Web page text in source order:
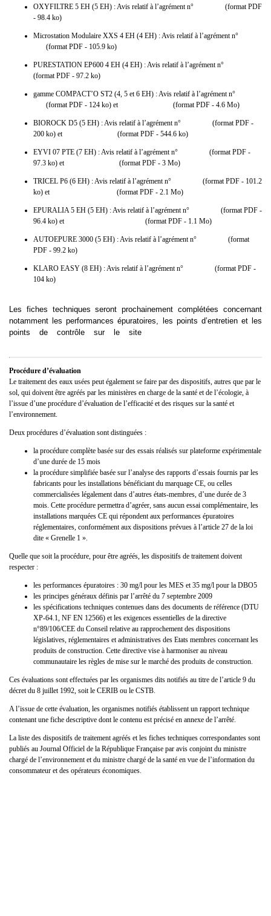
OXYFILTRE 5 EH (5 EH) : Avis relatif à l’agrément n°
(format PDF
- 98.4 ko)
Microstation Modulaire XXS 4 EH (4 EH) : Avis relatif à l’agrément n°
(format PDF - 105.9 ko)
PURESTATION EP600 4 EH (4 EH) : Avis relatif à l’agrément n°
(format PDF - 97.2 ko)
gamme COMPACT’O ST2 (4, 5 et 6 EH) : Avis relatif à l’agrément n°
(format PDF - 124 ko) et (format PDF - 4.6 Mo)
BIOROCK D5 (5 EH) : Avis relatif à l’agrément n°
(format PDF -
200 ko) et
(format PDF - 544.6 ko)
EYVI 07 PTE (7 EH) : Avis relatif à l’agrément n°
(format PDF -
97.3 ko) et
(format PDF - 3 Mo)
TRICEL P6 (6 EH) : Avis relatif à l’agrément n°
(format PDF - 101.2
ko) et
(format PDF - 2.1 Mo)
EPURALIA 5 EH (5 EH) : Avis relatif à l’agrément n°
(format PDF -
96.4 ko) et
(format PDF - 1.1 Mo)
AUTOEPURE 3000 (5 EH) : Avis relatif à l’agrément n°
(format
PDF - 99.2 ko)
KLARO EASY (8 EH) : Avis relatif à l’agrément n°
(format PDF -
104 ko)
Les fiches techniques seront prochainement complétées concernant
notamment les performances épuratoires, les points d’entretien et les
points de contrôle sur le site
Procédure d’évaluation
Le traitement des eaux usées peut également se faire par des dispositifs, autres que par le
sol, qui doivent être agréés par les ministères en charge de la santé et de l’écologie, à
l’issue d’une procédure d’évaluation de l’efficacité et des risques sur la santé et
l’environnement.
Deux procédures d’évaluation sont distinguées :
la procédure complète basée sur des essais réalisés sur plateforme expérimentale
d’une durée de 15 mois
la procédure simplifiée basée sur l’analyse des rapports d’essais fournis par les
fabricants pour les installations bénéficiant du marquage CE, ou celles
commercialisées légalement dans d’autres états-membres, d’une durée de 3
mois. Cette procédure permettra d’agréer, sans aucun essai complémentaire, les
installations marquées CE qui répondent aux performances épuratoires
réglementaires, conformément aux dispositions prévues à l’article 27 de la loi
dite « Grenelle 1 ».
Quelle que soit la procédure, pour être agréés, les dispositifs de traitement doivent
respecter :
les performances épuratoires : 30 mg/l pour les MES et 35 mg/l pour la DBO5
les principes généraux définis par l’arrêté du 7 septembre 2009
les spécifications techniques contenues dans des documents de référence (DTU
XP-64.1, NF EN 12566) et les exigences essentielles de la directive
n°89/106/CEE du Conseil relative au rapprochement des dispositions
législatives, réglementaires et administratives des Etats membres concernant les
produits de construction. Cette directive vise à harmoniser au niveau
communautaire les règles de mise sur le marché des produits de construction.
Ces évaluations sont effectuées par les organismes dits notifiés au titre de l’article 9 du
décret du 8 juillet 1992, soit le CERIB ou le CSTB.
A l’issue de cette évaluation, les organismes notifiés établissent un rapport technique
contenant une fiche descriptive dont le contenu est précisé en annexe de l’arrêté.
La liste des dispositifs de traitement agréés et les fiches techniques correspondantes sont
publiés au Journal Officiel de la République Française par avis conjoint du ministre
chargé de l’environnement et du ministre chargé de la santé en vue de l’information du
consommateur et des opérateurs économiques.